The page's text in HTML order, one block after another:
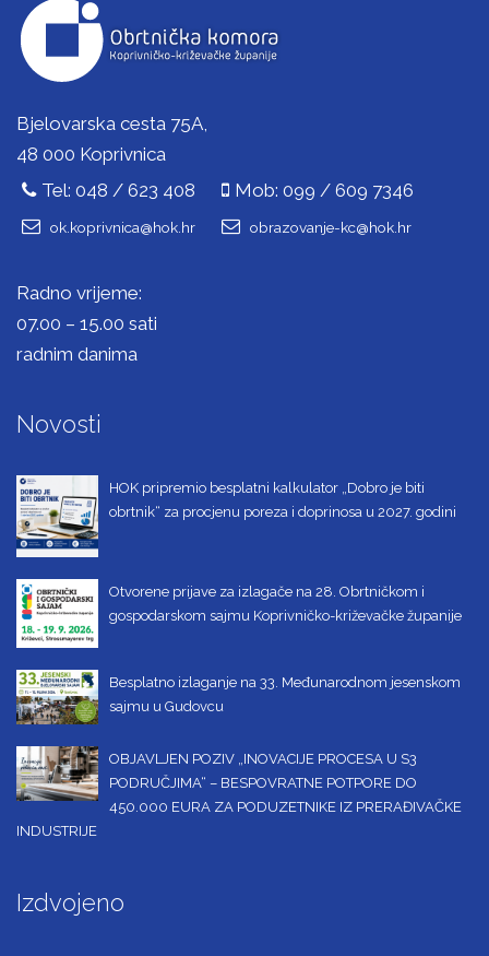
Bjelovarska cesta 75A,
48 000 Koprivnica
Tel: 048 / 623 408
Mob: 099 / 609 7346
ok.koprivnica@hok.hr obrazovanje-kc@hok.hr
Radno vrijeme:
07.00 – 15.00 sati
radnim danima
Novosti
HOK pripremio besplatni kalkulator „Dobro je biti
obrtnik“ za procjenu poreza i doprinosa u 2027. godini
Otvorene prijave za izlagače na 28. Obrtničkom i
gospodarskom sajmu Koprivničko-križevačke županije
Besplatno izlaganje na 33. Međunarodnom jesenskom
sajmu u Gudovcu
OBJAVLJEN POZIV „INOVACIJE PROCESA U S3
PODRUČJIMA“ – BESPOVRATNE POTPORE DO
450.000 EURA ZA PODUZETNIKE IZ PRERAĐIVAČKE
INDUSTRIJE
Izdvojeno